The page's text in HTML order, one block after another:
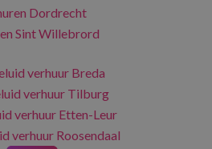
Dordrecht
Sint Willebrord
verhuur Breda
verhuur Tilburg
verhuur Etten-Leur
verhuur Roosendaal